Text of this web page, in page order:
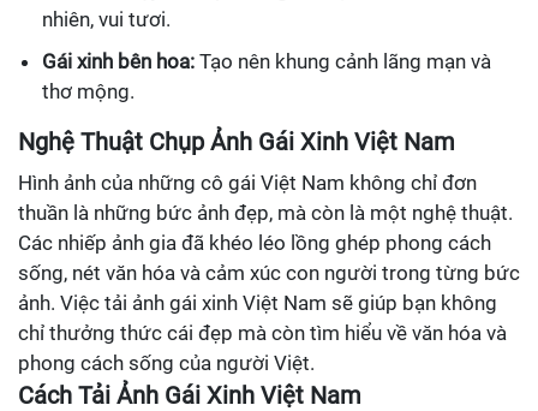
nhiên, vui tươi.
Gái xinh bên hoa: Tạo nên khung cảnh lãng mạn và
thơ mộng.
Nghệ Thuật Chụp Ảnh Gái Xinh Việt Nam
Hình ảnh của những cô gái Việt Nam không chỉ đơn
thuần là những bức ảnh đẹp, mà còn là một nghệ thuật.
Các nhiếp ảnh gia đã khéo léo lồng ghép phong cách
sống, nét văn hóa và cảm xúc con người trong từng bức
ảnh. Việc tải ảnh gái xinh Việt Nam sẽ giúp bạn không
chỉ thưởng thức cái đẹp mà còn tìm hiểu về văn hóa và
phong cách sống của người Việt.
Cách Tải Ảnh Gái Xinh Việt Nam